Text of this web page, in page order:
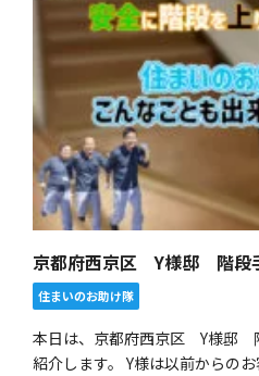
京都府西京区 Y様邸 階段
住まいのお助け隊
本日は、京都府西京区 Y様邸
紹介します。 Y様は以前からの